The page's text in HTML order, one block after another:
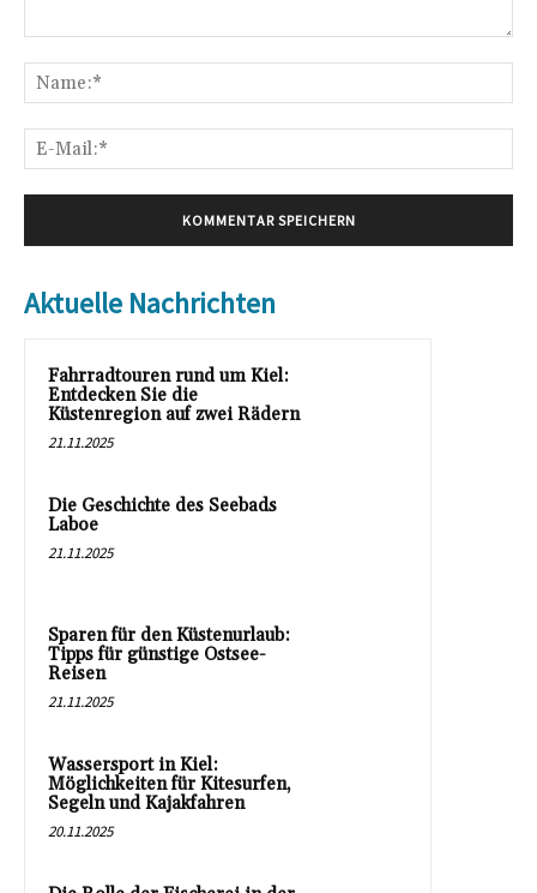
Aktuelle Nachrichten
Fahrradtouren rund um Kiel:
Entdecken Sie die
Küstenregion auf zwei Rädern
21.11.2025
Die Geschichte des Seebads
Laboe
21.11.2025
Sparen für den Küstenurlaub:
Tipps für günstige Ostsee-
Reisen
21.11.2025
Wassersport in Kiel:
Möglichkeiten für Kitesurfen,
Segeln und Kajakfahren
20.11.2025